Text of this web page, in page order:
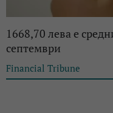
1668,70 лева е
септември
Financial Tribune